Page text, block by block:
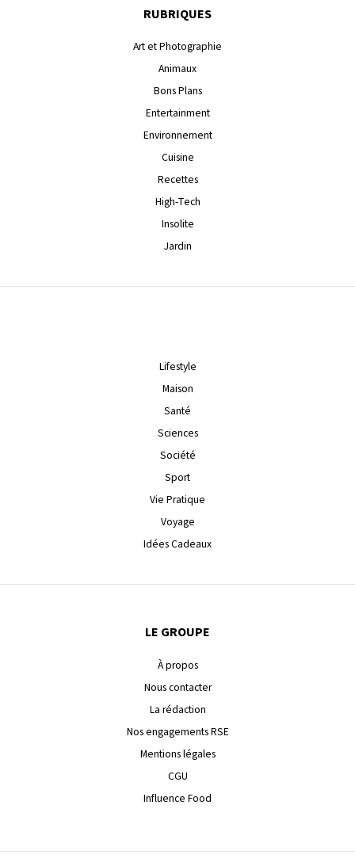
RUBRIQUES
Art et Photographie
Animaux
Bons Plans
Entertainment
Environnement
Cuisine
Recettes
High-Tech
Insolite
Jardin
Lifestyle
Maison
Santé
Sciences
Société
Sport
Vie Pratique
Voyage
Idées Cadeaux
LE GROUPE
À propos
Nous contacter
La rédaction
Nos engagements RSE
Mentions légales
CGU
Influence Food